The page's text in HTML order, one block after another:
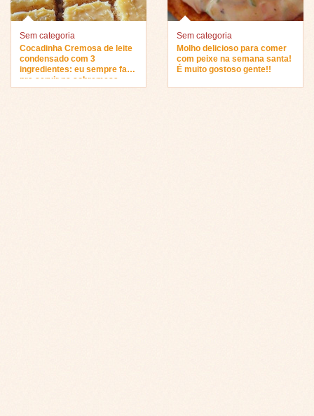
Sem categoria
Cocadinha Cremosa de leite
condensado com 3
ingredientes: eu sempre faço
pra servir na sobremesa…
Sem categoria
Molho delicioso para comer
com peixe na semana santa!
É muito gostoso gente!!